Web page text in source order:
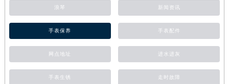
浪琴 新闻资讯
手表保养 手表配件
网点地址 进水进灰
手表生锈 走时故障